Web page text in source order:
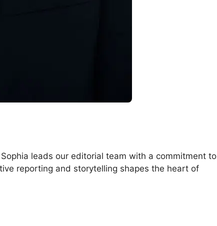
leads our editorial team with a commitment to
reporting and storytelling shapes the heart of